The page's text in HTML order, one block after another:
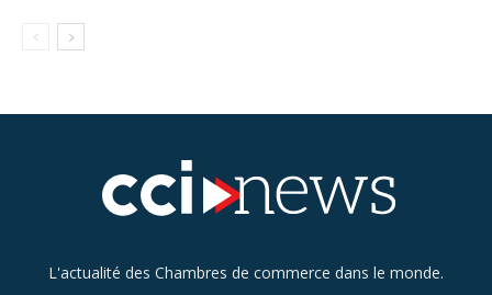
L'actualité des Chambres de commerce dans le monde.